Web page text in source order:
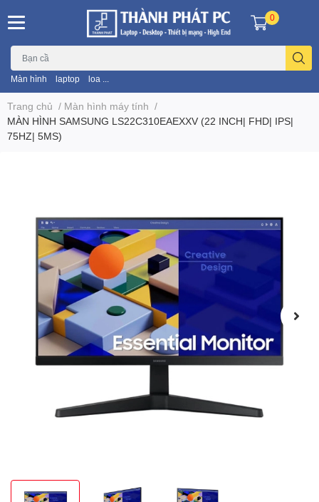
Màn hình laptop loa ...
0
Trang chủ / Màn hình máy tính /
MÀN HÌNH SAMSUNG LS22C310EAEXXV (22 INCH| FHD| IPS|
75HZ| 5MS)